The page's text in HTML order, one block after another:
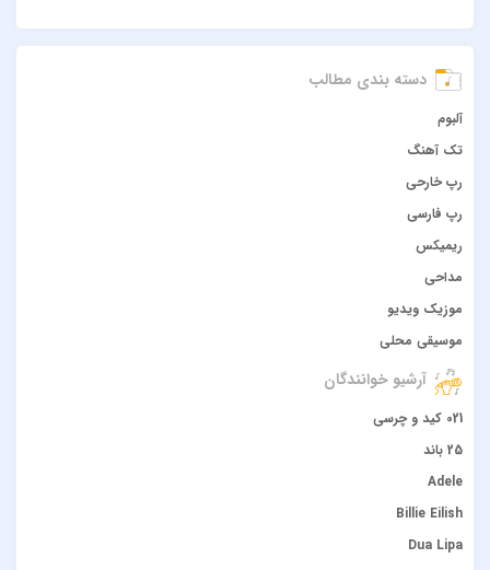
دسته بندی مطالب
آلبوم
تک آهنگ
رپ خارحی
رپ فارسی
ریمیکس
مداحی
موزیک ویدیو
موسیقی محلی
آرشیو خوانندگان
021 کید و چرسی
25 باند
Adele
Billie Eilish
Dua Lipa